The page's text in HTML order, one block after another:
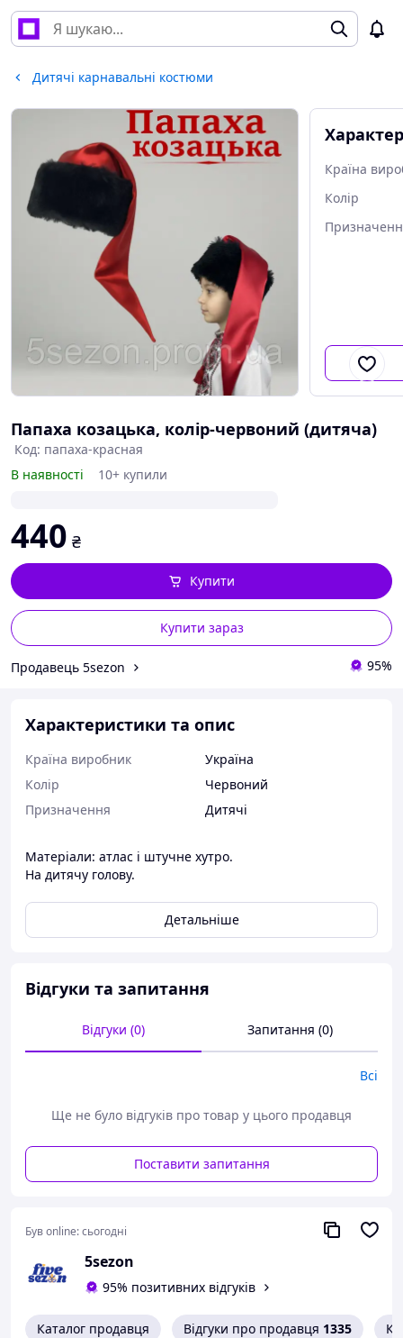
Дитячі карнавальні костюми
Країна
Колір
Папаха козацька, колір-червоний (дитяча)
Код: папаха-красная
В наявності
10+ купили
440 ₴
Купити зараз
Купити
Продавець 5sezon 95%
Характеристики та опис
Країна виробник
Україна
Колір
Червоний
Призначення
Дитячі
Матеріали: атлас і штучне хутро.
На дитячу голову.
Детальніше
Відгуки та запитання
Відгуки (0) Запитання (0)
Всі
Ще не було відгуків про товар у цього продавця
Поставити запитання
Був online:сьогодні
5sezon
95% позитивних відгуків
Каталог продавця Відгуки про продавця 1335